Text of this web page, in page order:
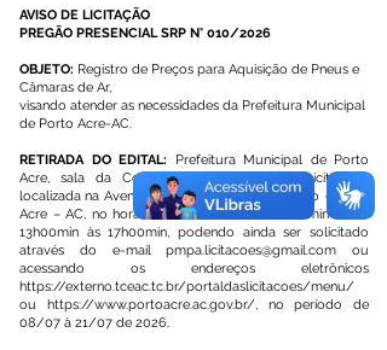
AVISO DE LICITAÇÃO
PREGÃO PRESENCIAL SRP N° 010/2026
OBJETO: Registro de Preços para Aquisição de Pneus e
Câmaras de Ar,
visando atender as necessidades da Prefeitura Municipal
de Porto Acre-AC.
RETIRADA DO EDITAL:
Prefeitura Municipal de Porto
Acre, sala da Comissão Permanente de Licitações,
localizada na Avenida Chicó Rabelo, 56 – Centro - Porto
Acre – AC, no horário de 08h00min às 12h00min e das
13h00min às 17h00min, podendo ainda ser solicitado
através do e-mailpmpa.licitacoes@gmail.com ou
acessando os endereços eletrônicos
https://externo.tceac.tc.br/portaldaslicitacoes/menu/
ou https://www.portoacre.ac.gov.br/,no período de
08/07 à 21/07 de 2026.